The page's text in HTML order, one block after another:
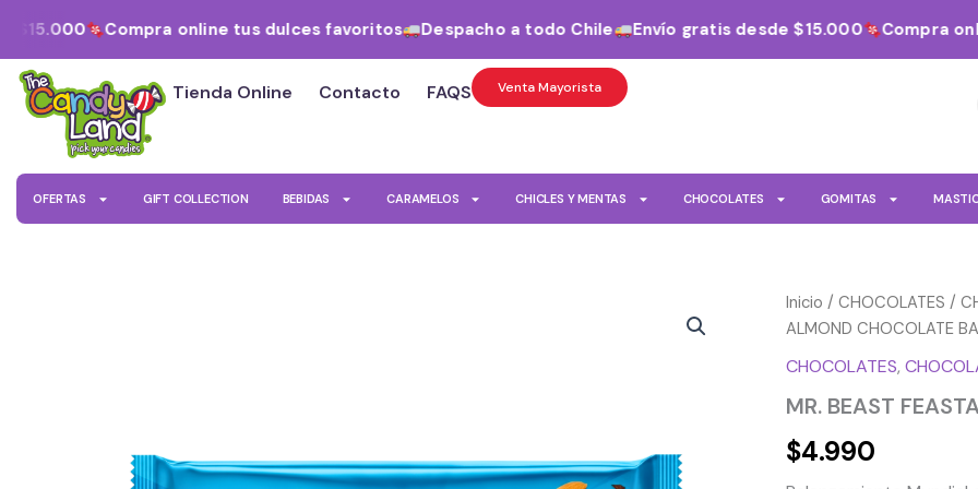
contenido
Compra online tus dulces favoritos Despacho a todo Chile Envío gratis desde $15.000 Compra
Tienda Online Contacto FAQS Venta Mayorista
OFERTAS GIFT COLLECTION BEBIDAS CARAMELOS CHICLES Y MENTAS CHOCOLATES GOMITAS
Inicio / CHOCOLATES /
ALMOND CHOCOLATE
CHOCOLATES,
MR. BEAST
$4.990
MR.
BEAST
ALMOND
BAR
cantidad